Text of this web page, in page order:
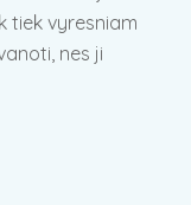
tiek vyresniam
nes ji